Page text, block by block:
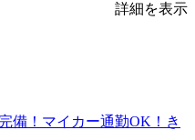
詳細を表示